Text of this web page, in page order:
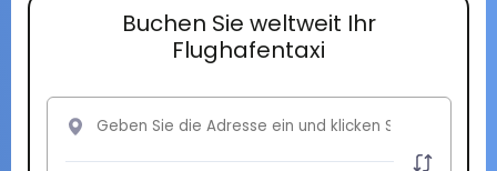
Buchen Sie weltweit Ihr
Flughafentaxi